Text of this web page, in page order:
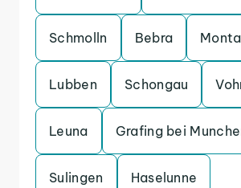
Schmolln Bebra
Lubben Schongau
Leuna Grafing bei
Sulingen Haselunne